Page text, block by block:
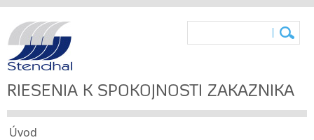
RIEŠENIA K SPOKOJNOSTI ZÁKAZNÍKA
Úvod